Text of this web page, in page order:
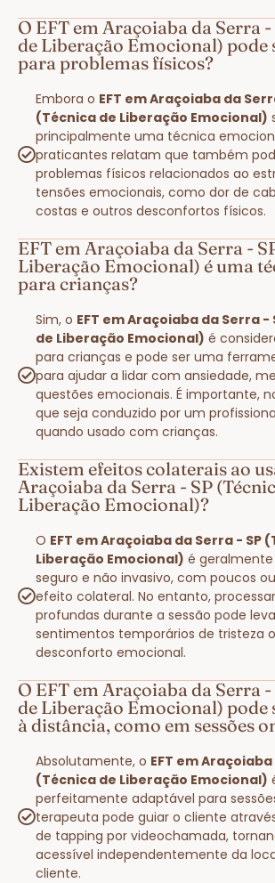
O EFT em Araçoiaba da Serra -
de Liberação Emocional) pode
para problemas físicos?
Embora o EFT em Araçoiaba da
(Técnica de Liberação Emocional)
principalmente uma técnica
praticantes relatam que também
problemas físicos relacionados ao
tensões emocionais, como dor de
costas e outros desconfortos físicos.
EFT em Araçoiaba da Serra -
Liberação Emocional) é uma
para crianças?
Sim, o EFT em Araçoiaba da Serra -
de Liberação Emocional) é
para crianças e pode ser uma
para ajudar a lidar com ansiedade,
questões emocionais. É importante,
que seja conduzido por um
quando usado com crianças.
Existem efeitos colaterais ao
Araçoiaba da Serra - SP
Liberação Emocional)?
O EFT em Araçoiaba da Serra - SP
Liberação Emocional) é
seguro e não invasivo, com poucos
efeito colateral. No entanto,
profundas durante a sessão pode
sentimentos temporários de tristeza
desconforto emocional.
O EFT em Araçoiaba da Serra -
de Liberação Emocional) pode
à distância, como em sessões
Absolutamente, o EFT em
(Técnica de Liberação Emocional)
perfeitamente adaptável para
terapeuta pode guiar o cliente
de tapping por videochamada,
acessível independentemente da
cliente.